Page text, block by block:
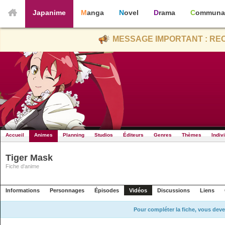
Japanime Manga Novel Drama
MESSAGE IMPORTANT :
Accueil Animes Planning Studios Éditeurs Genres Thèmes
Tiger Mask
Fiche d'anime
Informations Personnages Épisodes Vidéos Discussions Liens
Pour compléter la fiche, vous